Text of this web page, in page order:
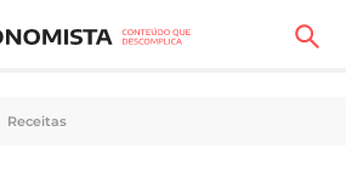
Receitas